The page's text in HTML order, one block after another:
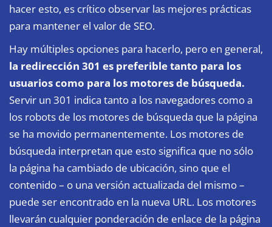
hacer esto, es crítico observar las mejores prácticas
para mantener el valor de SEO.
Hay múltiples opciones para hacerlo, pero en general,
la redirección 301 es preferible tanto para los
usuarios como para los motores de búsqueda.
Servir un 301 indica tanto a los navegadores como a
los robots de los motores de búsqueda que la página
se ha movido permanentemente. Los motores de
búsqueda interpretan que esto significa que no sólo
la página ha cambiado de ubicación, sino que el
contenido – o una versión actualizada del mismo –
puede ser encontrado en la nueva URL. Los motores
llevarán cualquier ponderación de enlace de la página